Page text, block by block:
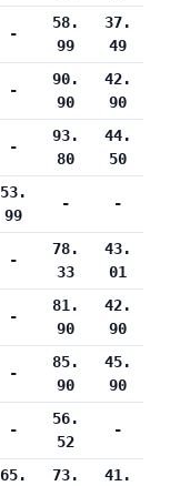
-
58.
99
37.
49
-
90.
90
42.
90
-
93.
80
44.
50
53.
99
- -
-
78.
33
43.
01
-
81.
90
42.
90
-
85.
90
45.
90
-
56.
52
-
65.
73.
41.